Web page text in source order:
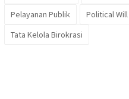
Pelayanan Publik
Political Will
Tata Kelola Birokrasi